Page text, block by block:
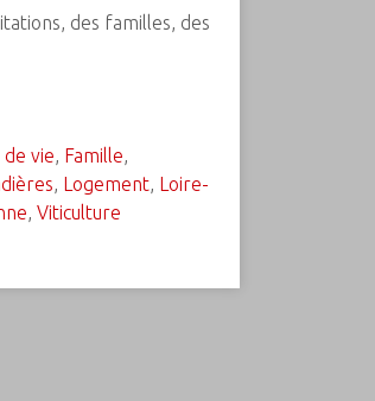
des familles, des
vie, Famille,
, Logement, Loire-
, Viticulture